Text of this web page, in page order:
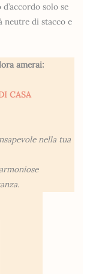
solo se
neutre di stacco e
amerai:
CASA
nella tua